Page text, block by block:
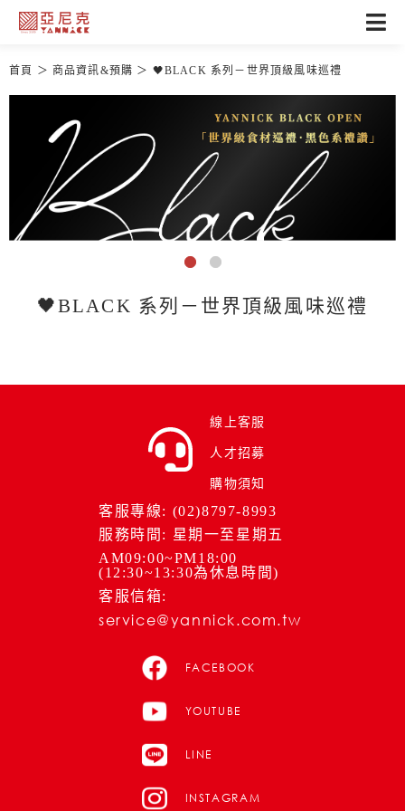
首頁 商品資訊&預購 🖤BLACK 系列－世界頂級風味巡禮
🖤BLACK 系列－世界頂級風味巡禮
線上客服
人才招募
購物須知
客服專線: (02)8797-8993
服務時間: 星期一至星期五
AM09:00~PM18:00
(12:30~13:30為休息時間)
客服信箱:
service@yannick.com.tw
FACEBOOK
YOUTUBE
LINE
INSTAGRAM